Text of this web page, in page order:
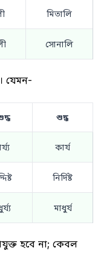
মিতালি
সোনালি
যেমন-
শুদ্ধ
কার্য
নির্দিষ্ট
মাধুর্য
হবে না; কেবল